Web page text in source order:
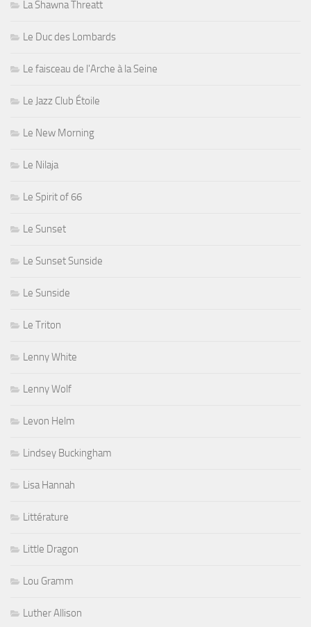
La Shawna Threatt
Le Duc des Lombards
Le faisceau de l'Arche à la Seine
Le Jazz Club Étoile
Le New Morning
Le Nilaja
Le Spirit of 66
Le Sunset
Le Sunset Sunside
Le Sunside
Le Triton
Lenny White
Lenny Wolf
Levon Helm
Lindsey Buckingham
Lisa Hannah
Littérature
Little Dragon
Lou Gramm
Luther Allison